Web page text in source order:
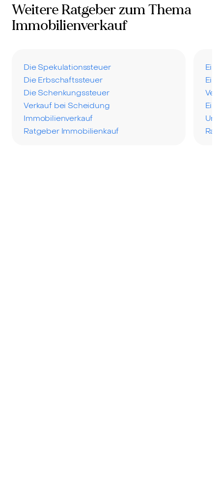
Weitere Ratgeber zum Thema
Immobilienverkauf
Die Spekulationssteuer
Die Erbschaftssteuer
Die Schenkungssteuer
Verkauf bei Scheidung
Immobilienverkauf
Ratgeber Immobilienkauf
Ein
Ein